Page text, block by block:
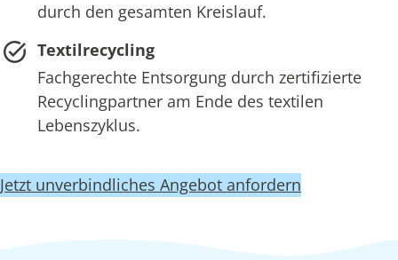
durch den gesamten Kreislauf.
Textilrecycling
Fachgerechte Entsorgung durch zertifizierte
Recyclingpartner am Ende des textilen
Lebenszyklus.
Jetzt unverbindliches Angebot anfordern